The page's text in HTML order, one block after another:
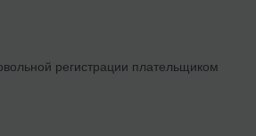
регистрации плательщиком